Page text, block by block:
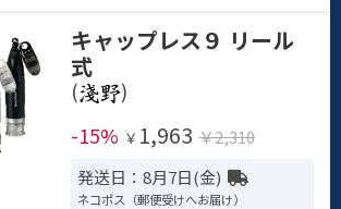
キャップレス９ リール
式
(
)
-15% ￥ 1,963 ￥2,310
発送日：8月7日(金)
ネコポス（郵便受けへお届け）